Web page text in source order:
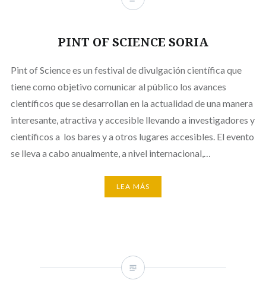
PINT OF SCIENCE SORIA
Pint of Science es un festival de divulgación científica que
tiene como objetivo comunicar al público los avances
científicos que se desarrollan en la actualidad de una manera
interesante, atractiva y accesible llevando a investigadores y
científicos a los bares y a otros lugares accesibles. El evento
se lleva a cabo anualmente, a nivel internacional,…
LEA MÁS